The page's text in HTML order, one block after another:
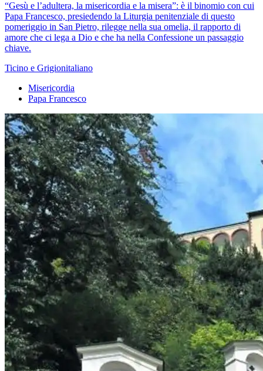
“Gesù e l’adultera, la misericordia e la misera”: è il binomio con cui
Papa Francesco, presiedendo la Liturgia penitenziale di questo
pomeriggio in San Pietro, rilegge nella sua omelia, il rapporto di
amore che ci lega a Dio e che ha nella Confessione un passaggio
chiave.
Ticino e Grigionitaliano
Misericordia
Papa Francesco